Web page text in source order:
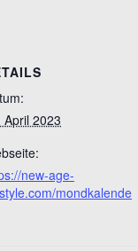
April 2023
new-age-
mondkalende